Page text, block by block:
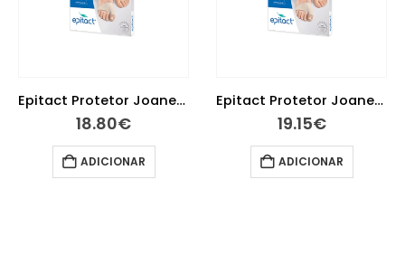
Epitact Protetor Joanetes Tamanho M
19.15€
ADICIONAR
Avène Solar Mineral Leite 50+ 100 ml
22.40€
ADICIONAR